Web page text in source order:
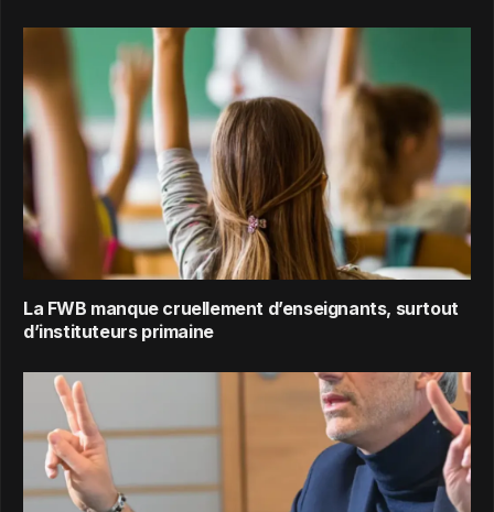
La FWB manque cruellement d’enseignants, surtout
d’instituteurs primaine